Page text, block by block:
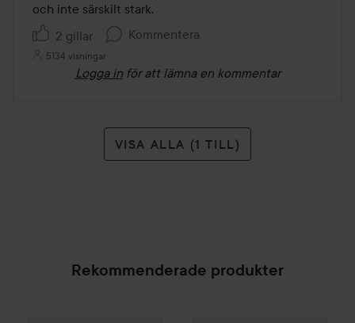
och inte särskilt stark.
2 gillar
Kommentera
5134 visningar
Logga in för att lämna en kommentar
VISA ALLA (1 TILL)
Rekommenderade produkter